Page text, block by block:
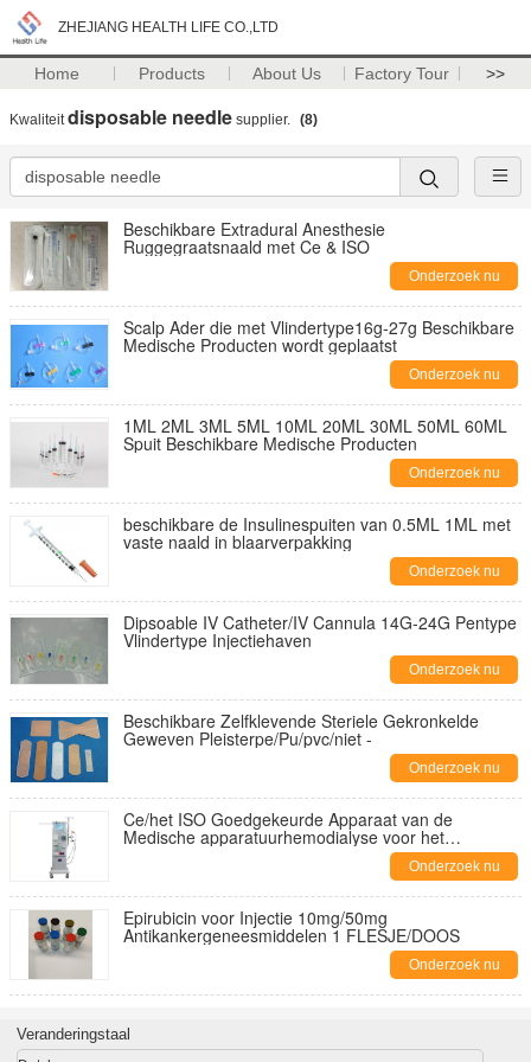
ZHEJIANG HEALTH LIFE CO.,LTD
Home Products About Us Factory Tour >>
Kwaliteitdisposable needle supplier. (8)
Beschikbare Extradural Anesthesie
Ruggegraatsnaald met Ce & ISO
Onderzoek nu
Scalp Ader die met Vlindertype16g-27g Beschikbare
Medische Producten wordt geplaatst
Onderzoek nu
1ML 2ML 3ML 5ML 10ML 20ML 30ML 50ML 60ML
Spuit Beschikbare Medische Producten
Onderzoek nu
beschikbare de Insulinespuiten van 0.5ML 1ML met
vaste naald in blaarverpakking
Onderzoek nu
Dipsoable IV Catheter/IV Cannula 14G-24G Pentype
Vlindertype Injectiehaven
Onderzoek nu
Beschikbare Zelfklevende Steriele Gekronkelde
Geweven Pleisterpe/Pu/pvc/niet -
Onderzoek nu
Ce/het ISO Goedgekeurde Apparaat van de
Medische apparatuurhemodialyse voor het
Onderzoek nu
Epirubicin voor Injectie 10mg/50mg
Antikankergeneesmiddelen 1 FLESJE/DOOS
Onderzoek nu
Veranderingstaal